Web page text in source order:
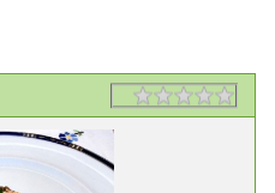
Rating